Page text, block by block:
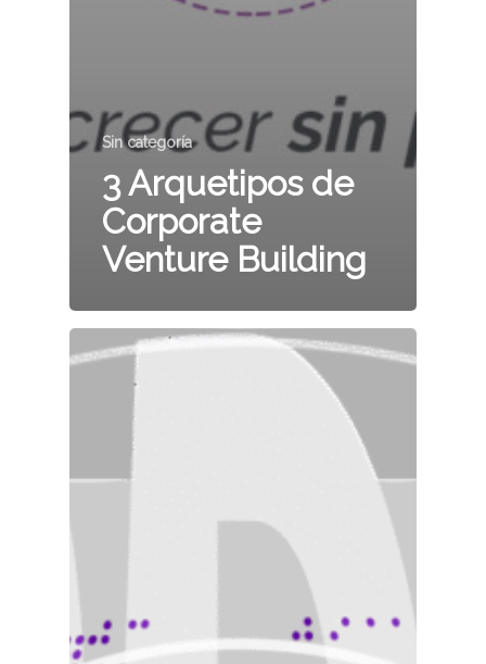
Sin categoría
3 Arquetipos de
Corporate
Venture Building